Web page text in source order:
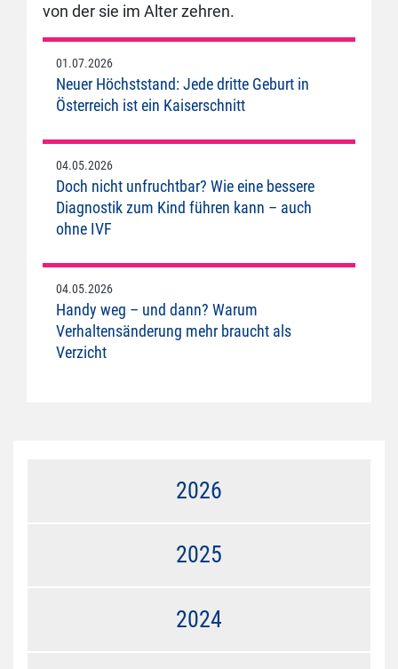
von der sie im Alter zehren.
01.07.2026
Neuer Höchststand: Jede dritte Geburt in
Österreich ist ein Kaiserschnitt
04.05.2026
Doch nicht unfruchtbar? Wie eine bessere
Diagnostik zum Kind führen kann – auch
ohne IVF
04.05.2026
Handy weg – und dann? Warum
Verhaltensänderung mehr braucht als
Verzicht
2026
2025
2024